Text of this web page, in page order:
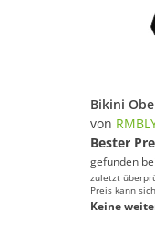
von
Bester
gefunden bei
zuletzt
Preis kann
Keine